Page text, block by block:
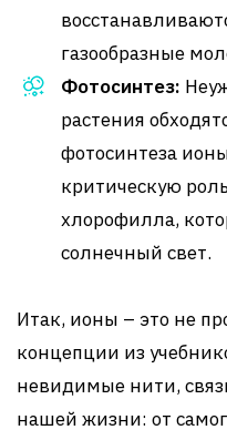
газообразные
Фотосинтез:
растения
фотосинтеза
критическую
хлорофилла,
солнечный свет.
Итак, ионы – это не
концепции из
невидимые нити,
нашей жизни: от